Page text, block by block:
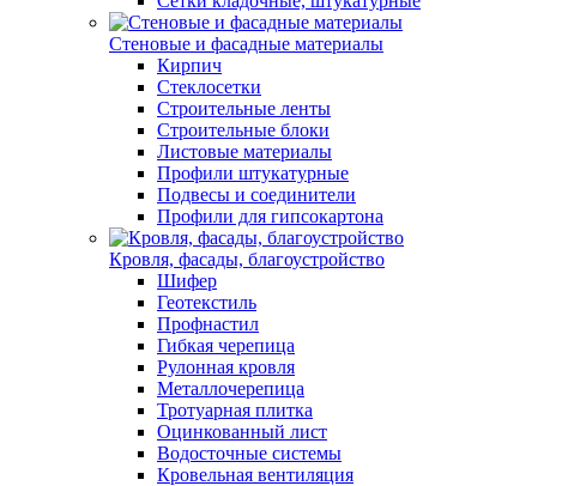
Стеновые и фасадные материалы
Кирпич
Стеклосетки
Строительные ленты
Строительные блоки
Листовые материалы
Профили штукатурные
Подвесы и соединители
Профили для гипсокартона
Кровля, фасады, благоустройство
Шифер
Геотекстиль
Профнастил
Гибкая черепица
Рулонная кровля
Металлочерепица
Тротуарная плитка
Оцинкованный лист
Водосточные системы
Кровельная вентиляция